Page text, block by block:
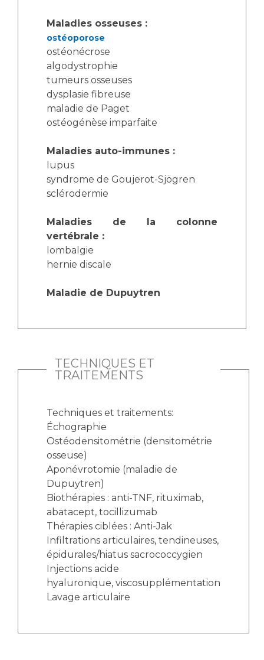
Maladies osseuses :
ostéoporose
ostéonécrose
algodystrophie
tumeurs osseuses
dysplasie fibreuse
maladie de Paget
ostéogénèse imparfaite
Maladies auto-immunes :
lupus
syndrome de Goujerot-Sjögren
sclérodermie
Maladies de la colonne
vertébrale :
lombalgie
hernie discale
Maladie de Dupuytren
TECHNIQUES ET
TRAITEMENTS
Techniques et traitements:
Échographie
Ostéodensitométrie (densitométrie
osseuse)
Aponévrotomie (maladie de
Dupuytren)
Biothérapies : anti-TNF, rituximab,
abatacept, tocillizumab
Thérapies ciblées : Anti-Jak
Infiltrations articulaires, tendineuses,
épidurales/hiatus sacrococcygien
Injections acide
hyaluronique, viscosupplémentation
Lavage articulaire